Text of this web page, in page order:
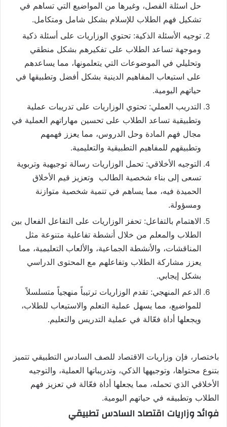
حل اسئلة الفصل، وغيرها من المواضيع التي تساهم في
تشكيل فهم الطلاب للإسلام بشكل شامل ومتكامل.
توجيه الأسئلة الذكية: تحتوي الوزاريات على أسئلة ذكية
وموجهة تساعد الطلاب على تفكيرهم بشكل منطقي
وتحليلي في الموضوعات التي يتعلمونها، مما يساعدهم
على استيعاب المفاهيم الدينية بشكل أفضل وتطبيقها في
حياتهم اليومية.
التدريب العملي: تحتوي الوزاريات على تدريبات عملية
وتطبيقية تساعد الطلاب على تحسين مهاراتهم العملية في
مجال فهم المادة وحل الدروس، مما يعزز فهمهم
وتطبيقهم للمفاهيم التطبيقية والتعليمية.
التوجيه الأخلاقي: تحمل الوزاريات رسالة توجيهية وتربوية
تسعى إلى بناء شخصية الطالب وتعزيز قيم الأخلاق
الحميدة فيه، مما يساهم في تنمية شخصية متوازنة
ومسؤولة.
الاهتمام بالتفاعل: تحفز الوزاريات على التفاعل الفعال بين
الطلاب والمعلم من خلال أنشطة تفاعلية متنوعة مثل
المناقشات، والأنشطة الجماعية، والألعاب التعليمية، مما
يعزز مشاركة الطلاب وتفاعلهم مع المحتوى الدراسي
بشكل إيجابي.
الدعم المنهجي: تقدم الوزاريات ترتيباً منهجياً متسلسلاً
للمواضيع، مما يسهل عملية التعلم والاستيعاب للطلاب،
ويجعلها أداة فعّالة في عملية التدريس والتعليم.
باختصار، فإن وزاريات الاقتصاد للصف السادس التطبيقي تتميز
بتنوع محتواها، وتوجيهها الذكي، وتدريباتها العملية، والتوجيه
الأخلاقي الذي تحمله، مما يجعلها أداة فعّالة في تعزيز فهم
الطلاب وتطبيقه في حياتهم اليومية.
فوائد وزاريات اقتصاد السادس تطبيقي